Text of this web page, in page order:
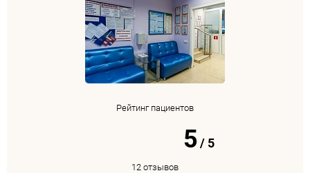
Рейтинг пациентов
5/ 5
12 отзывов